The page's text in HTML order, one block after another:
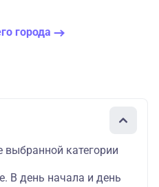
города
категории
В день начала и день